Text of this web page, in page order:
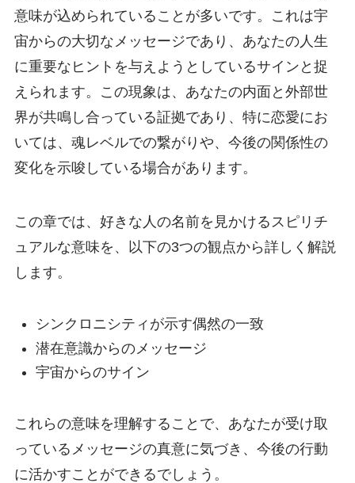
意味が込められていることが多いです。これは宇
宙からの大切なメッセージであり、あなたの人生
に重要なヒントを与えようとしているサインと捉
えられます。この現象は、あなたの内面と外部世
界が共鳴し合っている証拠であり、特に恋愛にお
いては、魂レベルでの繋がりや、今後の関係性の
変化を示唆している場合があります。
この章では、好きな人の名前を見かけるスピリチ
ュアルな意味を、以下の3つの観点から詳しく解説
します。
シンクロニシティが示す偶然の一致
潜在意識からのメッセージ
宇宙からのサイン
これらの意味を理解することで、あなたが受け取
っているメッセージの真意に気づき、今後の行動
に活かすことができるでしょう。